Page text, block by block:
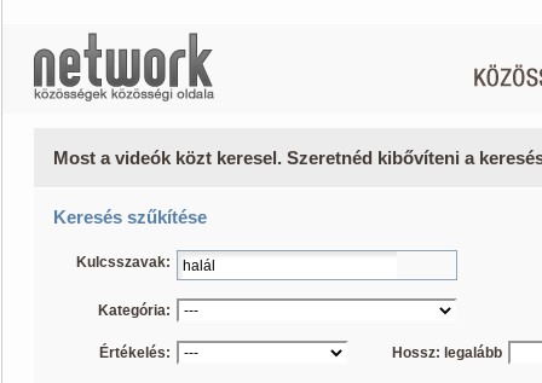
Most a videók közt keresel. Szeretnéd kibővíteni a
Keresés szűkítése
Kulcsszavak:
Kategória:
Értékelés: Hossz: legalább